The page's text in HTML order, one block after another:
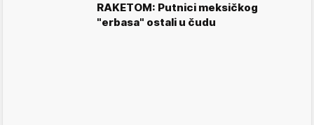
RAKETOM: Putnici meksičkog
"erbasa" ostali u čudu